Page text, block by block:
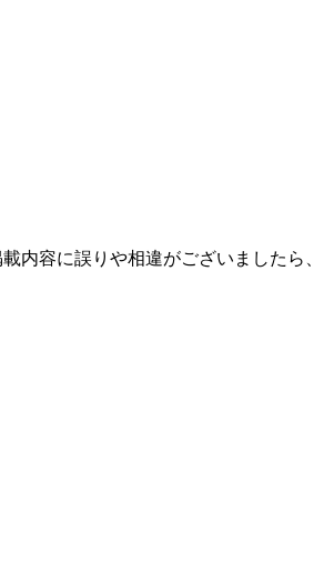
内容に誤りや相違がございました